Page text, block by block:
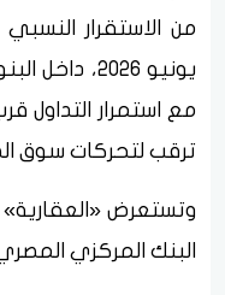
يونيو 2026،
ترقب لتحركات سوق
وتستعرض «العقارية»
البنك المركزي